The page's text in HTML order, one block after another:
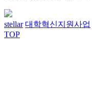
stellar 대학혁신지원사업
TOP